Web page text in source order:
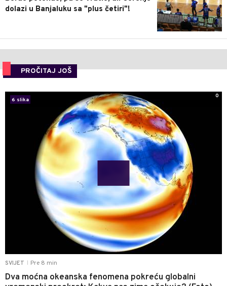
dolazi u Banjaluku sa "plus četiri"!
PROČITAJ JOŠ
SVIJET Pre 8 min
Dva moćna okeanska fenomena pokreću globalni
6 slika
0